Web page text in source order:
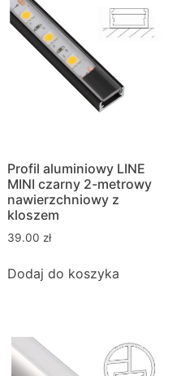
Profil aluminiowy LINE
MINI czarny 2-metrowy
nawierzchniowy z
kloszem
39.00 zł
Dodaj do koszyka